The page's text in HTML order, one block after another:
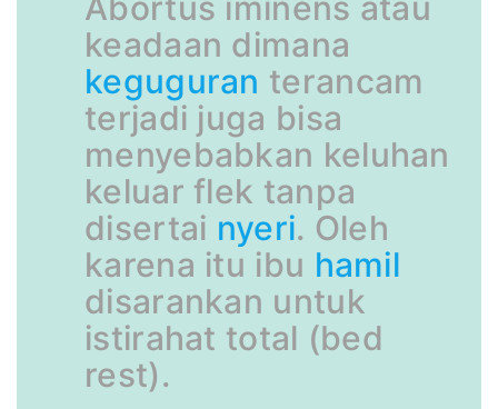
keadaan dimana
keguguran terancam
terjadi juga bisa
menyebabkan keluhan
keluar flek tanpa
disertai nyeri. Oleh
karena itu ibu hamil
disarankan untuk
istirahat total (bed
rest).